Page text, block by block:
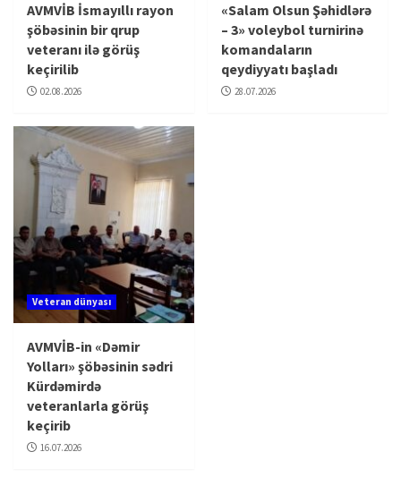
AVMVİB İsmayıllı rayon
şöbəsinin bir qrup
veteranı ilə görüş
keçirilib
02.08.2026
«Salam Olsun Şəhidlərə
– 3» voleybol turnirinə
komandaların
qeydiyyatı başladı
28.07.2026
Veteran dünyası
AVMVİB-in «Dəmir
Yolları» şöbəsinin sədri
Kürdəmirdə
veteranlarla görüş
keçirib
16.07.2026